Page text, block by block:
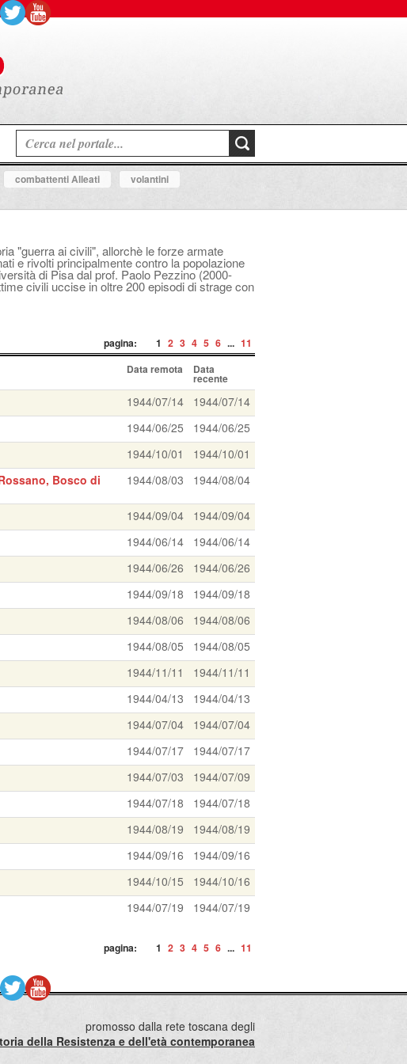
combattenti Alleati
volantini
"guerra ai civili", allorchè le forze armate
e rivolti principalmente contro la popolazione
di Pisa dal prof. Paolo Pezzino (2000-
civili uccise in oltre 200 episodi di strage con
pagina: 1 2 3 4 5 6 ... 11
Data remota Data
recente
1944/07/14
1944/07/14
1944/06/25
1944/06/25
1944/10/01
1944/10/01
Bosco di
1944/08/03 1944/08/04
1944/09/04
1944/09/04
1944/06/14
1944/06/14
1944/06/26
1944/06/26
1944/09/18
1944/09/18
1944/08/06
1944/08/06
1944/08/05
1944/08/05
1944/11/11
1944/11/11
1944/04/13
1944/04/13
1944/07/04
1944/07/04
1944/07/17
1944/07/17
1944/07/03
1944/07/09
1944/07/18
1944/07/18
1944/08/19
1944/08/19
1944/09/16
1944/09/16
1944/10/15
1944/10/16
1944/07/19 1944/07/19
pagina: 1 2 3 4 5 6 ... 11
promosso dalla rete toscana degli
della Resistenza e dell'età contemporanea